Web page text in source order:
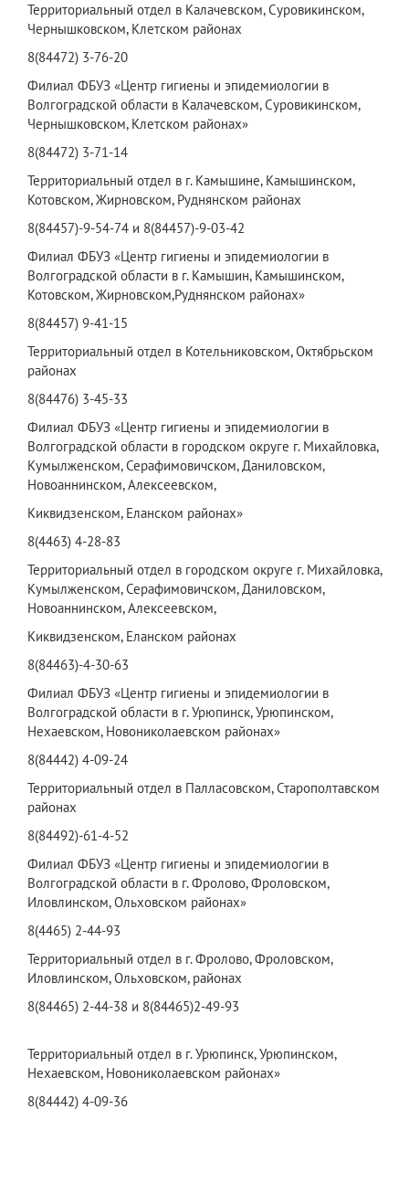
Территориальный отдел в Калачевском, Суровикинском,
Чернышковском, Клетском районах
8(84472) 3-76-20
Филиал ФБУЗ «Центр гигиены и эпидемиологии в
Волгоградской области в Калачевском, Суровикинском,
Чернышковском, Клетском районах»
8(84472) 3-71-14
Территориальный отдел в г. Камышине, Камышинском,
Котовском, Жирновском, Руднянском районах
8(84457)-9-54-74 и 8(84457)-9-03-42
Филиал ФБУЗ «Центр гигиены и эпидемиологии в
Волгоградской области в г. Камышин, Камышинском,
Котовском, Жирновском,Руднянском районах»
8(84457) 9-41-15
Территориальный отдел в Котельниковском, Октябрьском
районах
8(84476) 3-45-33
Филиал ФБУЗ «Центр гигиены и эпидемиологии в
Волгоградской области в городском округе г. Михайловка,
Кумылженском, Серафимовичском, Даниловском,
Новоаннинском, Алексеевском,
Киквидзенском, Еланском районах»
8(4463) 4-28-83
Территориальный отдел в городском округе г. Михайловка,
Кумылженском, Серафимовичском, Даниловском,
Новоаннинском, Алексеевском,
Киквидзенском, Еланском районах
8(84463)-4-30-63
Филиал ФБУЗ «Центр гигиены и эпидемиологии в
Волгоградской области в г. Урюпинск, Урюпинском,
Нехаевском, Новониколаевском районах»
8(84442) 4-09-24
Территориальный отдел в Палласовском, Старополтавском
районах
8(84492)-61-4-52
Филиал ФБУЗ «Центр гигиены и эпидемиологии в
Волгоградской области в г. Фролово, Фроловском,
Иловлинском, Ольховском районах»
8(4465) 2-44-93
Территориальный отдел в г. Фролово, Фроловском,
Иловлинском, Ольховском, районах
8(84465) 2-44-38 и 8(84465)2-49-93
Территориальный отдел в г. Урюпинск, Урюпинском,
Нехаевском, Новониколаевском районах»
8(84442) 4-09-36